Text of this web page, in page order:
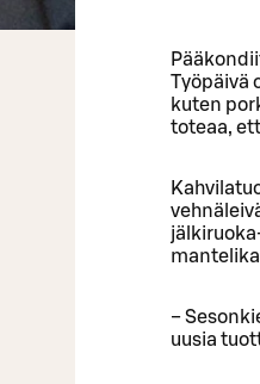
Työpäivä
kuten
toteaa,
−
uusia